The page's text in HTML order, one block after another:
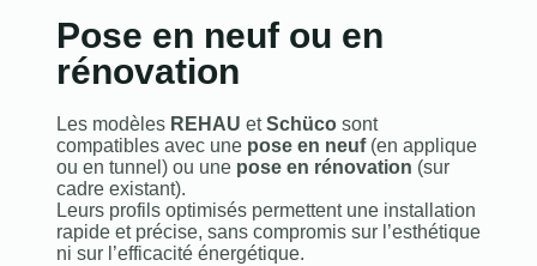
Pose en neuf ou en
rénovation
Les modèles REHAU etSchücosont
compatibles avec une pose en neuf(en applique
ou en tunnel) ou une pose en rénovation (sur
cadre existant).
Leurs profils optimisés permettent une installation
rapide et précise, sans compromis sur l’esthétique
ni sur l’efficacité énergétique.